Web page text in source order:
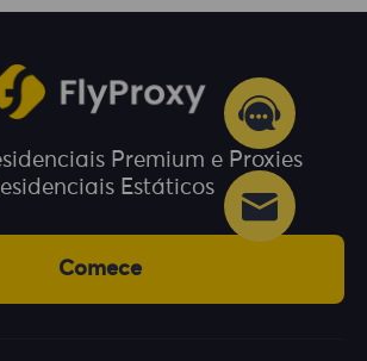
Premium e Proxies
Estáticos
Comece